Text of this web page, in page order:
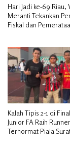
Hari Jadi ke-69 Riau,
Meranti Tekankan
Fiskal dan
Kalah Tipis 2-1 di
Junior FA Raih
Terhormat Piala